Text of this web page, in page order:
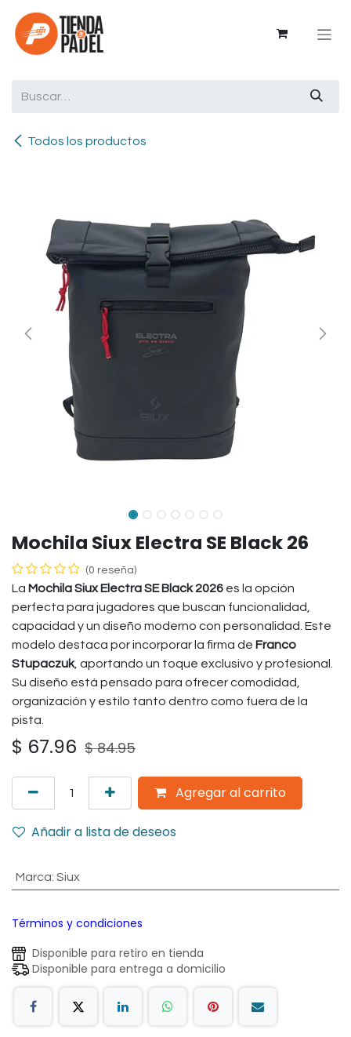
Ir al contenido
Todos los productos
Mochila Siux Electra SE Black 26
(0 reseña)
La Mochila Siux Electra SE Black 2026 es la opción
perfecta para jugadores que buscan funcionalidad,
capacidad y un diseño moderno con personalidad. Este
modelo destaca por incorporar la firma de Franco
Stupaczuk, aportando un toque exclusivo y profesional.
Su diseño está pensado para ofrecer comodidad,
organización y estilo tanto dentro como fuera de la
pista.
$ 67.96 $84.95
Agregar al carrito
Añadir a lista de deseos
Marca: Siux
Términos y condiciones
Disponible para retiro en tienda
Disponible para entrega a domicilio